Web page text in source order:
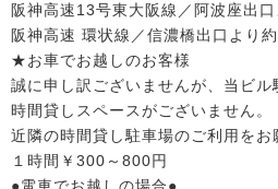
阪神高速13号東大阪線／阿波座出
阪神高速 環状線／信濃橋出口より
★お車でお越しのお客様
誠に申し訳ございませんが、当ビル
時間貸しスペースがございません。
近隣の時間貸し駐車場のご利用をお
１時間￥300～800円